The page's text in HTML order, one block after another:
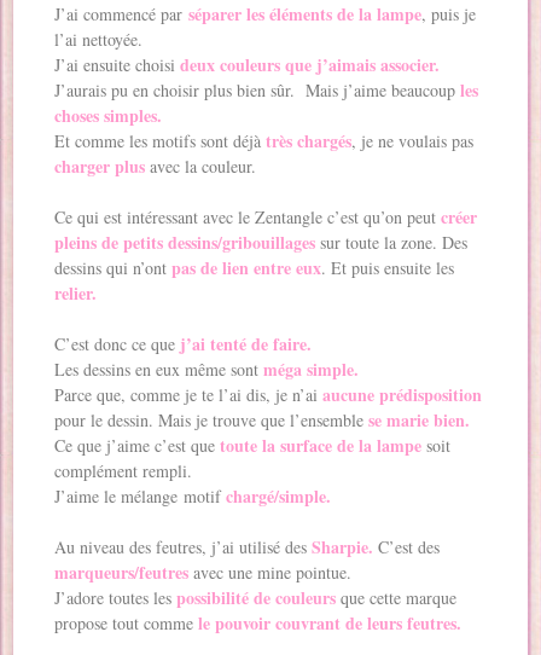
J’ai commencé parséparer les éléments de la lampe, puis je
l’ai nettoyée.
J’ai ensuite choisideux couleurs que j’aimais associer.
J’aurais pu en choisir plus bien sûr. Mais j’aime beaucouples
choses simples.
Et comme les motifs sont déjà très chargés, je ne voulais pas
charger plus avec la couleur.
Ce qui est intéressant avec le Zentangle c’est qu’on peutcréer
pleins de petits dessins/gribouillages sur toute la zone. Des
dessins qui n’ontpas de lien entre eux. Et puis ensuite les
relier.
C’est donc ce que j’ai tenté de faire.
Les dessins en eux même sontméga simple.
Parce que, comme je te l’ai dis, je n’ai aucune prédisposition
pour le dessin. Mais je trouve que l’ensemble se marie bien.
Ce que j’aime c’est quetoute la surface de la lampe soit
complément rempli.
J’aime le mélange motifchargé/simple.
Au niveau des feutres, j’ai utilisé desSharpie. C’est des
marqueurs/feutres avec une mine pointue.
J’adore toutes lespossibilité de couleurs que cette marque
propose tout commele pouvoir couvrant de leurs feutres.